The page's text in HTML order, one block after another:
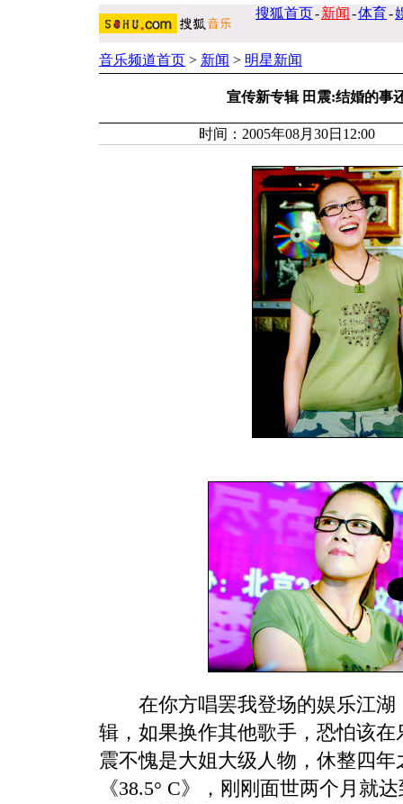
搜狐首页-新闻 -体育-
音乐频道首页 > 新闻 > 明星新闻
宣传新专辑 田震:结婚的事
时间：2005年08月30日12:00
在你方唱罢我登场的娱乐江湖
辑，如果换作其他歌手，恐怕该
震不愧是大姐大级人物，休整四
《38.5° C》，刚刚面世两个月就